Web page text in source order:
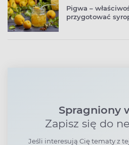
Pigwa –
przygotować
Spragniony
Zapisz się do
Jeśli interesują Cię tematy z